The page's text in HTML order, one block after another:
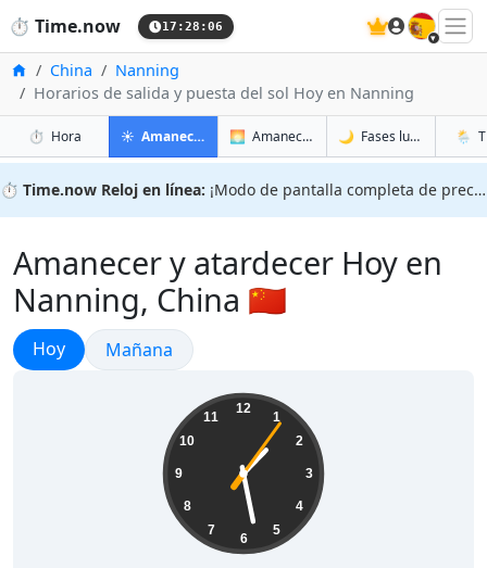
⏱️ Time.now 17:28:07 🇪🇸
InicioChina
Nanning
Horarios de salida y puesta del sol Hoy en Nanning
⏱️ Horaen Nanning
☀️ Amanecer y atardecer en Nanning
🌅 Amanecer y atardecer mañana en
🌙 Fases lunares en
🌦️
⏱️ Time.now Reloj en línea: ¡Modo de pantalla completa de precisión!
Amanecer y atardecer Hoy en
Nanning, China 🇨🇳
Amanecer y atardecer
Hoy Amanecer y atardecer
Mañana
12
1
2
3
4
5
6
7
8
9
10
11